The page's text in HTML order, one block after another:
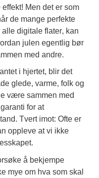
Men det er som
de mange
perfekte
alle digitale flater, kan
julen egentlig bør
med andre.
i hjertet, blir det
glede, varme, folk og
være sammen med
for at
Tvert imot: Ofte er
oppleve at vi ikke
å bekjempe
mye om hva som skal